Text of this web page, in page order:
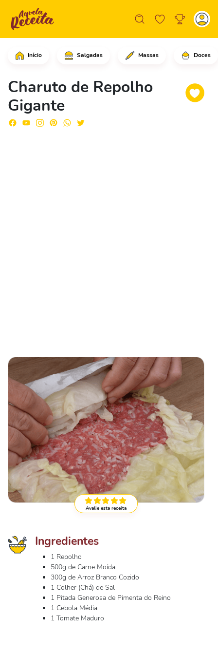
Início Salgadas Massas Doces
Charuto de Repolho
Gigante
Comece retirando o miolo do
Avalie esta receita
Ingredientes
1 Repolho
500g de Carne Moída
300g de Arroz Branco Cozido
1 Colher (Chá) de Sal
1 Pitada Generosa de Pimenta do Reino
1 Cebola Média
1 Tomate Maduro